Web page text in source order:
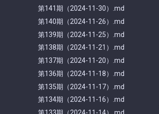
第141期（2024-11-30）.md
第140期（2024-11-26）.md
第139期（2024-11-25）.md
第138期（2024-11-21）.md
第137期（2024-11-20）.md
第136期（2024-11-18）.md
第135期（2024-11-17）.md
第134期（2024-11-16）.md